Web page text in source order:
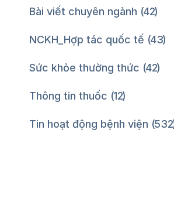
Bài viết chuyên ngành 42
NCKH_Hợp tác quốc tế 43
Sức khỏe thường thức 42
Thông tin thuốc 12
Tin hoạt động bệnh viện 532